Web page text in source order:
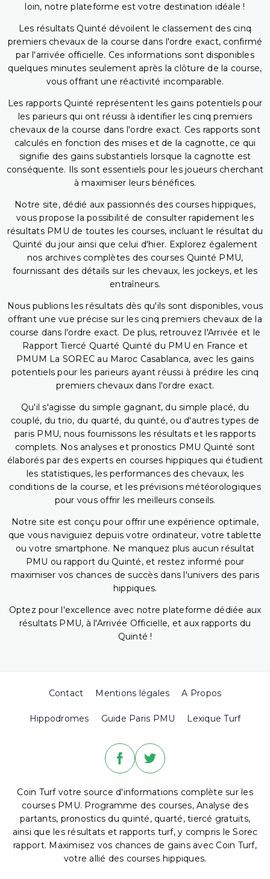
loin, notre plateforme est votre destination idéale !
Les résultats Quinté dévoilent le classement des cinq
premiers chevaux de la course dans l'ordre exact, confirmé
par l'arrivée officielle. Ces informations sont disponibles
quelques minutes seulement après la clôture de la course,
vous offrant une réactivité incomparable.
Les rapports Quinté représentent les gains potentiels pour
les parieurs qui ont réussi à identifier les cinq premiers
chevaux de la course dans l'ordre exact. Ces rapports sont
calculés en fonction des mises et de la cagnotte, ce qui
signifie des gains substantiels lorsque la cagnotte est
conséquente. Ils sont essentiels pour les joueurs cherchant
à maximiser leurs bénéfices.
Notre site, dédié aux passionnés des courses hippiques,
vous propose la possibilité de consulter rapidement les
résultats PMU de toutes les courses, incluant le résultat du
Quinté du jour ainsi que celui d'hier. Explorez également
nos archives complètes des courses Quinté PMU,
fournissant des détails sur les chevaux, les jockeys, et les
entraîneurs.
Nous publions les résultats dès qu'ils sont disponibles, vous
offrant une vue précise sur les cinq premiers chevaux de la
course dans l'ordre exact. De plus, retrouvez l'Arrivée et le
Rapport Tiercé Quarté Quinté du PMU en France et
PMUM La SOREC au Maroc Casablanca, avec les gains
potentiels pour les parieurs ayant réussi à prédire les cinq
premiers chevaux dans l'ordre exact.
Qu'il s'agisse du simple gagnant, du simple placé, du
couplé, du trio, du quarté, du quinté, ou d'autres types de
paris PMU, nous fournissons les résultats et les rapports
complets. Nos analyses et pronostics PMU Quinté sont
élaborés par des experts en courses hippiques qui étudient
les statistiques, les performances des chevaux, les
conditions de la course, et les prévisions météorologiques
pour vous offrir les meilleurs conseils.
Notre site est conçu pour offrir une expérience optimale,
que vous naviguiez depuis votre ordinateur, votre tablette
ou votre smartphone. Ne manquez plus aucun résultat
PMU ou rapport du Quinté, et restez informé pour
maximiser vos chances de succès dans l'univers des paris
hippiques.
Optez pour l'excellence avec notre plateforme dédiée aux
résultats PMU, à l'Arrivée Officielle, et aux rapports du
Quinté !
Contact Mentions légales A Propos
Hippodromes Guide Paris PMU Lexique Turf
Coin Turf votre source d'informations complète sur les
courses PMU. Programme des courses, Analyse des
partants, pronostics du quinté, quarté, tiercé gratuits,
ainsi que les résultats et rapports turf, y compris le Sorec
rapport. Maximisez vos chances de gains avec Coin Turf,
votre allié des courses hippiques.